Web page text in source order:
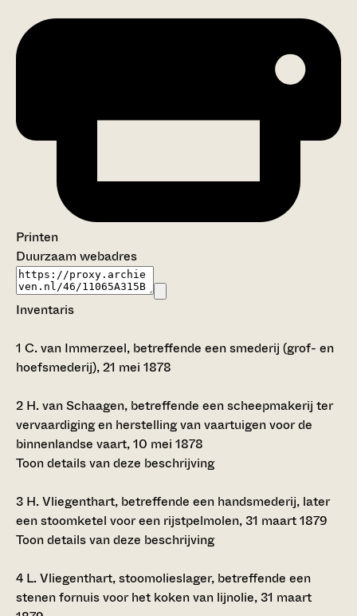
Printen
Duurzaam webadres
Inventaris
1 C. van Immerzeel, betreffende een smederij (grof- en
hoefsmederij), 21 mei 1878
2 H. van Schaagen, betreffende een scheepmakerij ter
vervaardiging en herstelling van vaartuigen voor de
binnenlandse vaart, 10 mei 1878
Toon details van deze beschrijving
3 H. Vliegenthart, betreffende een handsmederij, later
een stoomketel voor een rijstpelmolen, 31 maart 1879
Toon details van deze beschrijving
4 L. Vliegenthart, stoomolieslager, betreffende een
stenen fornuis voor het koken van lijnolie, 31 maart